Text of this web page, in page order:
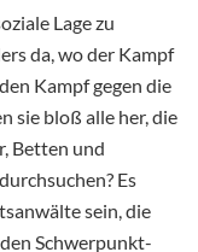
Lage zu
da, wo der Kampf
Kampf gegen die
sie bloß alle her, die
Betten und
Es
sein, die
Schwerpunkt-